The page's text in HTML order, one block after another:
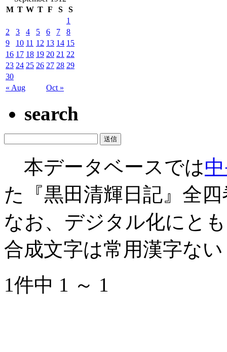
M T W T F S S
« Aug Oct »
1
2
3 4 5 6 7
8
9
10 11 12 13 14 15
16 17 18 19 20 21 22
23 24 25 26 27 28 29
30
search
本データベースでは
た『黒田清輝日記』全
なお、デジタル化にと
合成文字は常用漢字な
1件中 1 ～ 1